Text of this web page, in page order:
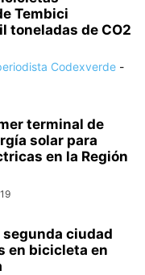
Tembici
toneladas de CO2
Codexverde -
terminal de
solar para
en la Región
segunda ciudad
en bicicleta en